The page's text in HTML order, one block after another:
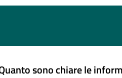
sono chiare le